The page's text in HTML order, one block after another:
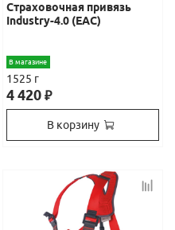
Страховочная привязь
Industry-4.0 (EAC)
В магазине
1525 г
4 420₽
В корзину